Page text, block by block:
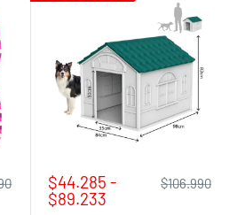
Precio
de
$44.285 -
$89.233
Precio
$106.990